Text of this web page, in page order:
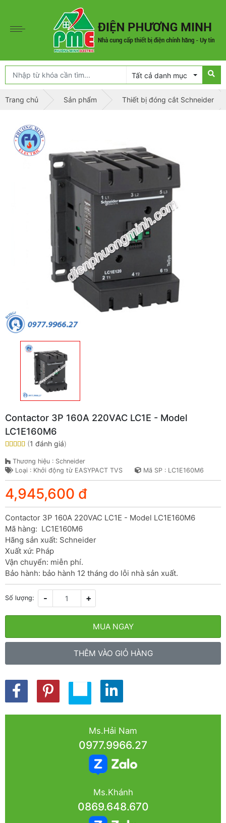
Tất cả danh mục
Trang chủ Sản phẩm Thiết bị đóng cắt Schneider
Contactor 3P 160A 220VAC LC1E - Model
LC1E160M6
(1 đánh giá)
Thương hiệu : Schneider
Loại : Khởi động từ EASYPACT TVS
Mã SP : LC1E160M6
4,945,600 đ
Contactor 3P 160A 220VAC LC1E - Model LC1E160M6
Mã hàng:  LC1E160M6
Hãng sản xuất: Schneider
Xuất xứ: Pháp
Vận chuyển: miễn phí.
Bảo hành: bảo hành 12 tháng do lỗi nhà sản xuất.
Số lượng: - +
MUA NGAY
THÊM VÀO GIỎ HÀNG
Ms.Hải Nam
0977.9966.27
Ms.Khánh
0869.648.670